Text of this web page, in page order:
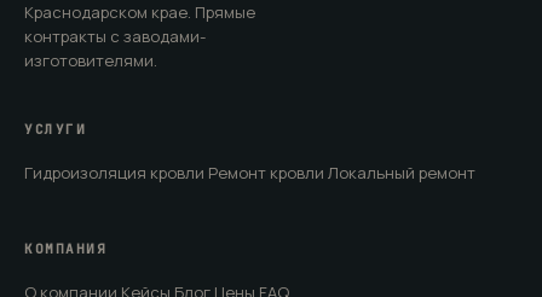
Краснодарском крае. Прямые
контракты с заводами-
изготовителями.
УСЛУГИ
Гидроизоляция кровли Ремонт кровли Локальный ремонт
КОМПАНИЯ
О компании Кейсы Блог Цены FAQ